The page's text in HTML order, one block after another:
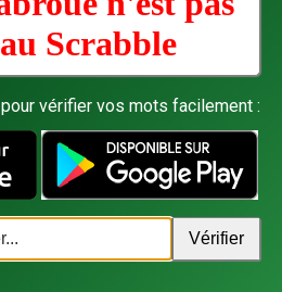
Scrabble
vérifier vos mots facilement :